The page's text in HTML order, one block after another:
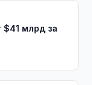
$41 млрд за